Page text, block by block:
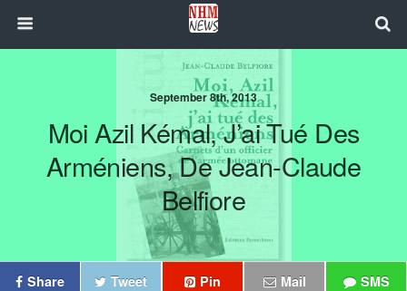
September 8th, 2013
Moi Azil Kémal, J’ai Tué Des
Arméniens, De Jean-Claude
Belfiore
Share Tweet Pin Mail SMS